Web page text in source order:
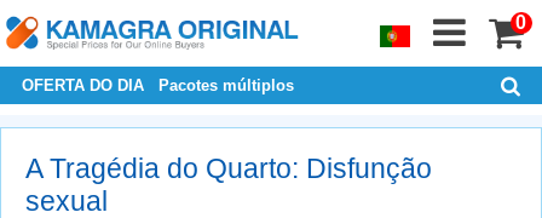
0
OFERTA DO DIA Pacotes múltiplos
A Tragédia do Quarto: Disfunção
sexual